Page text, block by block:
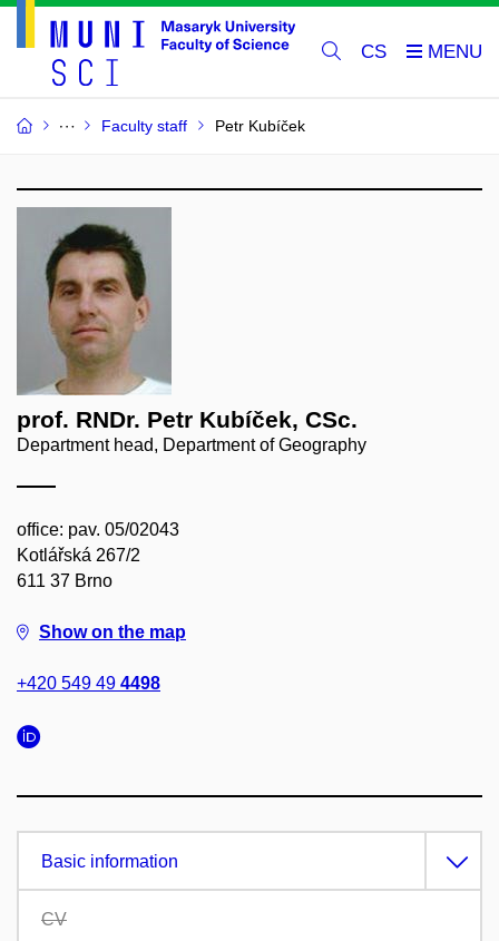
CS
Faculty staff Petr Kubíček
prof. RNDr. Petr Kubíček, CSc.
Department head, Department of Geography
office: pav. 05/02043
Kotlářská 267/2
611 37 Brno
Show on the map
+420 549 49 4498
Basic information
CV